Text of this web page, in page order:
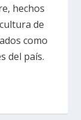
hechos
de
como
del país.